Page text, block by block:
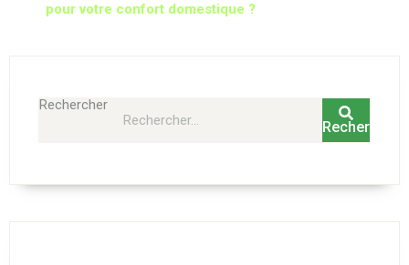
pour votre confort domestique ?
Rechercher
Rechercher